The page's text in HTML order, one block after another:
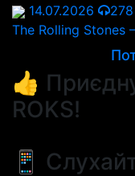
14.07.2026
278
The Rolling Stones
👍
ROKS!
📱